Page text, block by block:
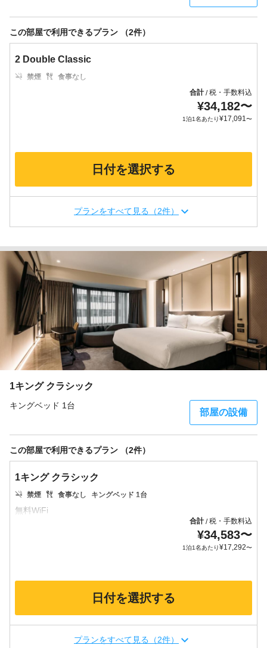
この部屋で利用できるプラン （2件）
2 Double Classic
禁煙
食事なし
合計/税・手数料込
¥34,182〜
1泊1名あたり¥17,091〜
日付を選択する
プランをすべて見る（2件）
1キング クラシック
キングベッド 1台
部屋の設備
この部屋で利用できるプラン （2件）
1キング クラシック
禁煙 食事なし キングベッド 1台
合計/税・手数料込
¥34,583〜
1泊1名あたり¥17,292〜
日付を選択する
プランをすべて見る（2件）